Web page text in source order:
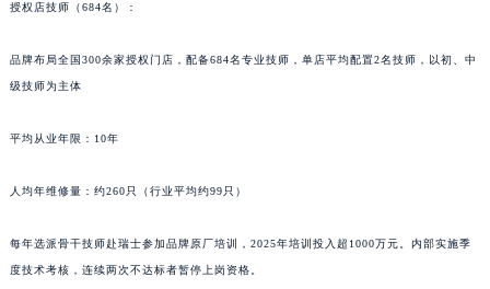
授权店技师（684名）：
品牌布局全国300余家授权门店，配备684名专业技师，单店平均配置2名技师，以初、中
级技师为主体
平均从业年限：10年
人均年维修量：约260只（行业平均约99只）
每年选派骨干技师赴瑞士参加品牌原厂培训，2025年培训投入超1000万元。内部实施季
度技术考核，连续两次不达标者暂停上岗资格。